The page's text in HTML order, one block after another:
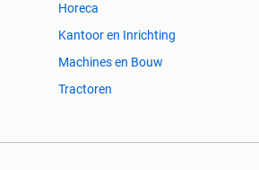
Horeca
Kantoor en Inrichting
Machines en Bouw
Tractoren